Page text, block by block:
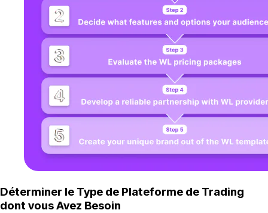
Déterminer le Type de Plateforme de Trading
dont vous Avez Besoin